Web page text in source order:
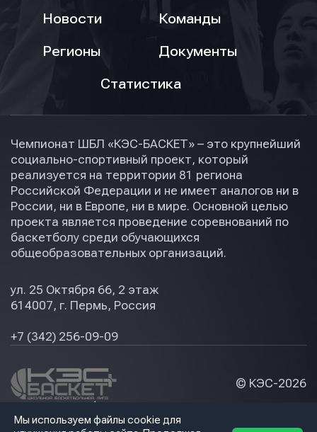
Новости
Команды
Регионы
Документы
Статистика
Чемпионат ШБЛ «КЭС-БАСКЕТ» – это крупнейший
социально-спортивный проект, который
реализуется на территории 81 региона
Российской Федерации и не имеет аналогов ни в
России, ни в Европе, ни в мире. Основной целью
проекта является проведение соревнований по
баскетболу среди обучающихся
общеобразовательных организаций.
ул. 25 Октября 66, 2 этаж
614007, г. Пермь, Россия
+7 (342) 256-09-09
© КЭС-2026
Политика конфидециальности
Мы используем файлы cookie для